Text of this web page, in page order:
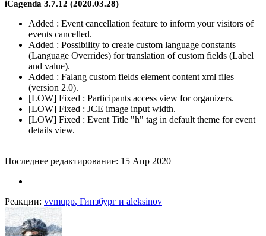
iCagenda 3.7.12 (2020.03.28)
Added : Event cancellation feature to inform your visitors of
events cancelled.
Added : Possibility to create custom language constants
(Language Overrides) for translation of custom fields (Label
and value).
Added : Falang custom fields element content xml files
(version 2.0).
[LOW] Fixed : Participants access view for organizers.
[LOW] Fixed : JCE image input width.
[LOW] Fixed : Event Title "h" tag in default theme for event
details view.
Последнее редактирование: 15 Апр 2020
Реакции: vvmupp, Гинзбург и aleksinov